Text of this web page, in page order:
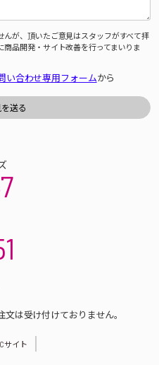
んが、頂いたご意見はスタッフがすべて拝
品開発・サイト改善を行ってまいりま
い合わせ専用フォームから
は受け付けておりません。
サイト